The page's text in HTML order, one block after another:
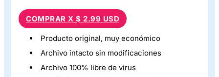
COMPRAR X $ 2.99 USD
Producto original, muy económico
Archivo intacto sin modificaciones
Archivo 100% libre de virus